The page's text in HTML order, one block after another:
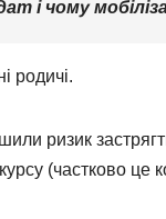
і чому
родичі.
ризик
(частково це